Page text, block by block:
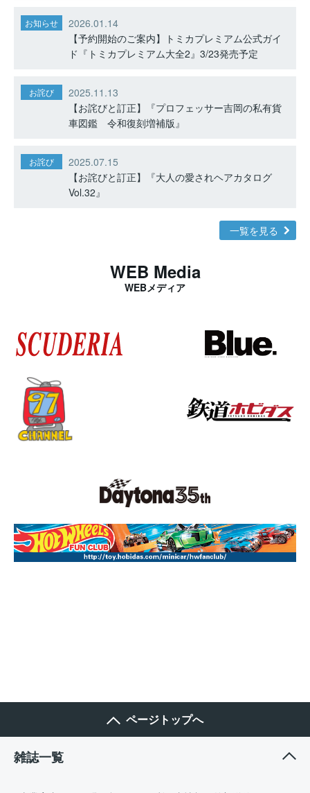
お知らせ
2026.01.14
【予約開始のご案内】トミカプレミアム公式ガイ
ド『トミカプレミアム大全2』3/23発売予定
お詫び
2025.11.13
【お詫びと訂正】『プロフェッサー吉岡の私有貨
車図鑑 令和復刻増補版』
お詫び
2025.07.15
【お詫びと訂正】『大人の愛されヘアカタログ
Vol.32』
一覧を見る
WEB Media
WEBメディア
ページトップへ
雑誌一覧